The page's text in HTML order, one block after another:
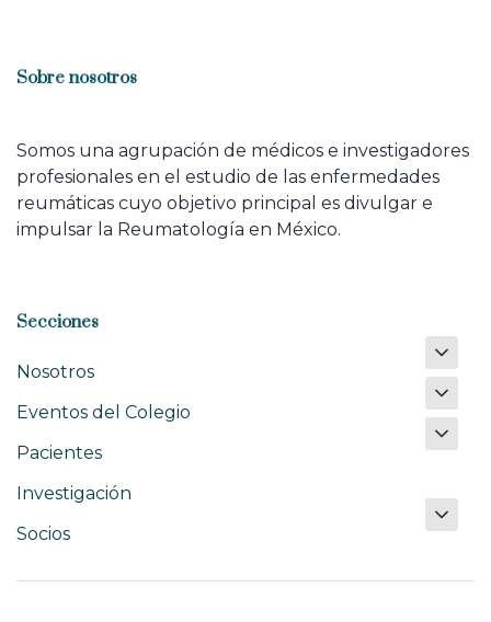
Sobre nosotros
Somos una agrupación de médicos e investigadores
profesionales en el estudio de las enfermedades
reumáticas cuyo objetivo principal es divulgar e
impulsar la Reumatología en México.
Secciones
Nosotros
Eventos del Colegio
Pacientes
Investigación
Socios